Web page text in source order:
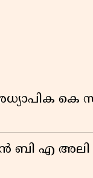
കെ
ബി എ